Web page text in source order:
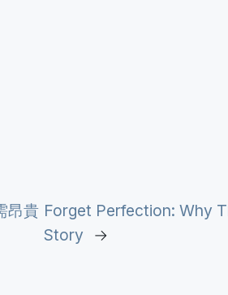
昂貴 Forget Perfection: Why
Story
→